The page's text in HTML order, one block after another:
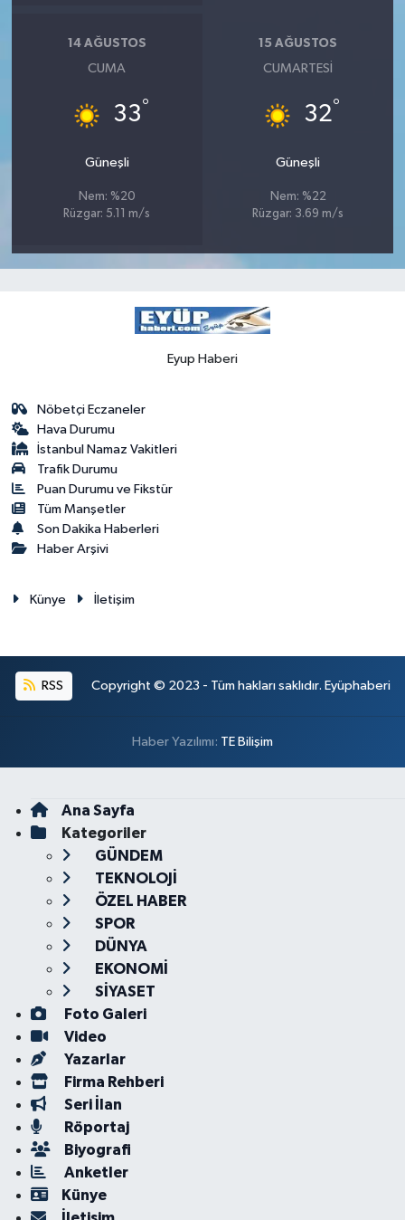
14 AĞUSTOS
CUMA
33°
Güneşli
Nem: %20
Rüzgar: 5.11 m/s
15 AĞUSTOS
CUMARTESI
32°
Güneşli
Nem: %22
Rüzgar: 3.69 m/s
Eyup Haberi
Nöbetçi Eczaneler
Hava Durumu
İstanbul Namaz Vakitleri
Trafik Durumu
Puan Durumu ve Fikstür
Tüm Manşetler
Son Dakika Haberleri
Haber Arşivi
Künye İletişim
RSS Copyright © 2023 - Tüm hakları saklıdır. Eyüphaberi
Haber Yazılımı: TE Bilişim
Ana Sayfa
Kategoriler
GÜNDEM
TEKNOLOJİ
ÖZEL HABER
SPOR
DÜNYA
EKONOMİ
SİYASET
Foto Galeri
Video
Yazarlar
Firma Rehberi
Seri İlan
Röportaj
Biyografi
Anketler
Künye